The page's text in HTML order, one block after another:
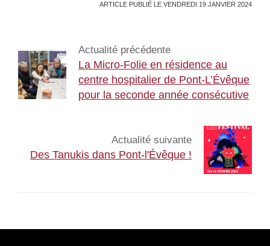
ARTICLE PUBLIÉ LE VENDREDI 19 JANVIER 2024
Actualité précédente
La Micro-Folie en résidence au
centre hospitalier de Pont-L’Évêque
pour la seconde année consécutive
Actualité suivante
Des Tanukis dans Pont-l'Évêque !